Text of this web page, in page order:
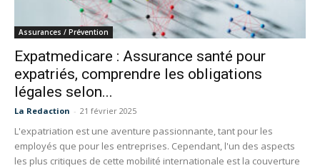
Assurances / Prévention
Expatmedicare : Assurance santé pour
expatriés, comprendre les obligations
légales selon...
La Redaction - 21 février 2025
L'expatriation est une aventure passionnante, tant pour les
employés que pour les entreprises. Cependant, l'un des aspects
les plus critiques de cette mobilité internationale est la couverture